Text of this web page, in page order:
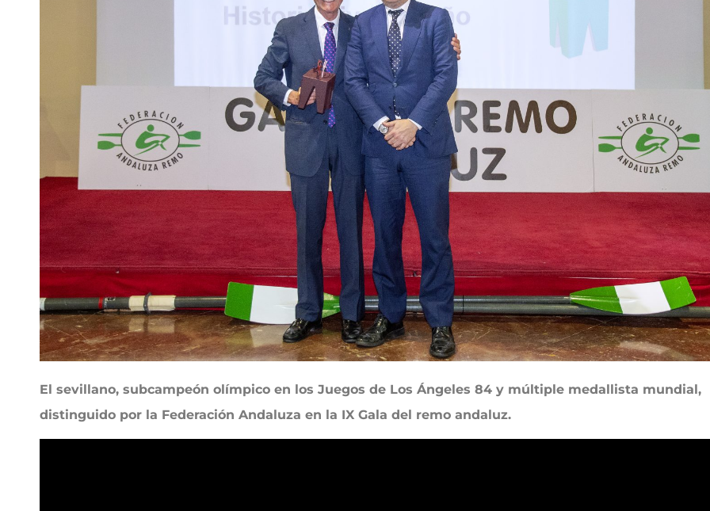
El sevillano, subcampeón olímpico en los Juegos de Los Ángeles 84 y múltiple medallista mundial,
distinguido por la Federación Andaluza en la IX Gala del remo andaluz.